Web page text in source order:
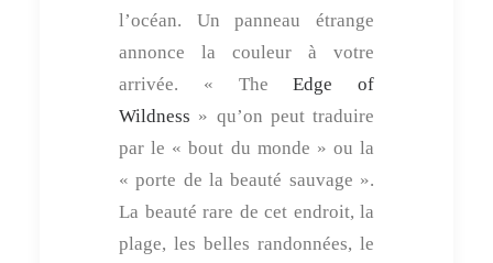
l’océan. Un panneau étrange
annonce la couleur à votre
arrivée. « TheEdge of
Wildness » qu’on peut traduire
par le « bout du monde » ou la
« porte de la beauté sauvage ».
La beauté rare de cet endroit, la
plage, les belles randonnées, le